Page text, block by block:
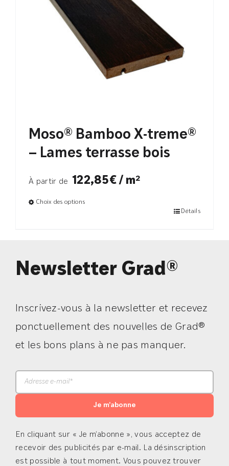
Moso® Bamboo X-treme®
– Lames terrasse bois
À partir de 122,85€ / m²
Choix des options
Détails
Newsletter Grad®
Inscrivez-vous à la newsletter et recevez
ponctuellement des nouvelles de Grad®
et les bons plans à ne pas manquer.
Je m'abonne
En cliquant sur « Je m’abonne », vous acceptez de
recevoir des publicités par e-mail. La désinscription
est possible à tout moment. Vous pouvez trouver